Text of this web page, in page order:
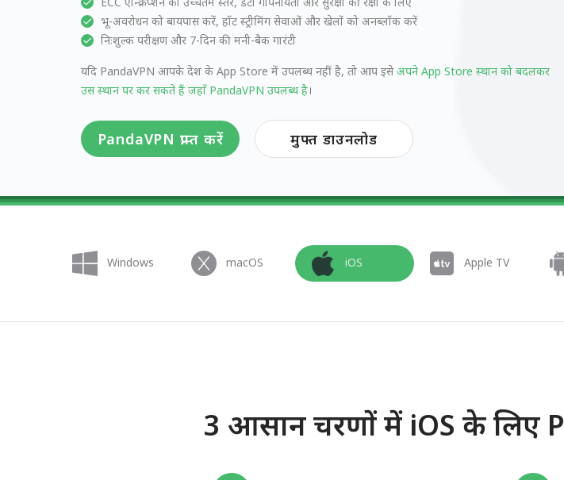
भू-अवरोधन को बायपास करें, हॉट स्ट्रीमिंग सेवाओं और खेलों को अनब्लॉक करें
निःशुल्क परीक्षण और 7-दिन की मनी-बैक गारंटी
यदि PandaVPN आपके देश के App Store में उपलब्ध नहीं है, तो आप इसेअपने App Store स्थान को बदलकर
उस स्थान पर कर सकते हैं जहाँ PandaVPN उपलब्ध है।
PandaVPN प्राप्त करें मुफ्त डाउनलोड
Windows macOS iOS Apple TV
3 आसान चरणों में iOS के लिए